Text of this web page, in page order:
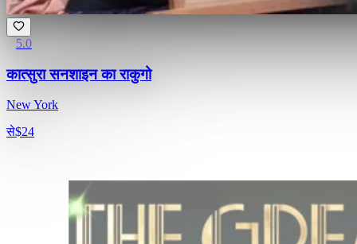
5.0
कात्सुरा सनशाइन का राकुगो
New York
से$24